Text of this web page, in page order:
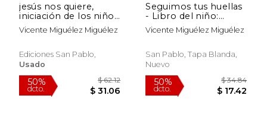
jesús nos quiere,
iniciación de los niños
a la vida cristiana 1.
materiales para
Vicente Miguélez Miguélez
Ediciones San Pablo,
Usado
Seguimos tus huellas
- Libro del niño:
Iniciación de los niños
a la vida cristiana 3
2000)
Vicente Miguélez Miguélez
San Pablo, Tapa Blanda,
Nuevo